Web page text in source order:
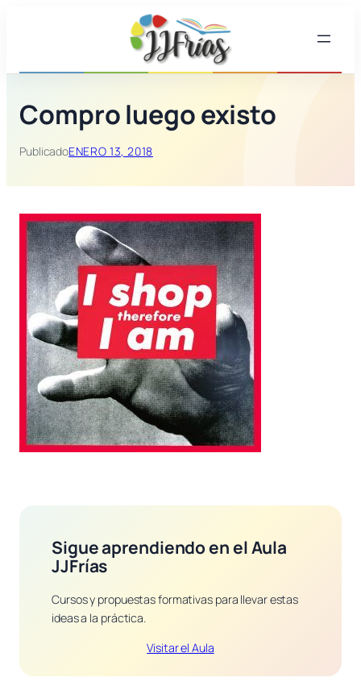
Compro luego existo
PublicadoENERO 13, 2018
Sigue aprendiendo en el Aula
JJFrías
Cursos y propuestas formativas para llevar estas
ideas a la práctica.
Visitar el Aula